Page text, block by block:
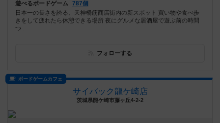
遊べるボードゲーム 787個
日本一の長さを誇る、天神橋筋商店街内の新スポット 買い物や食べ歩
きをして疲れたら休憩できる場所 夜にグルメな居酒屋で遊ぶ前の時間
つ...
フォローする
ボードゲームカフェ
サイバック龍ケ崎店
茨城県龍ケ崎市藤ヶ丘4-2-2